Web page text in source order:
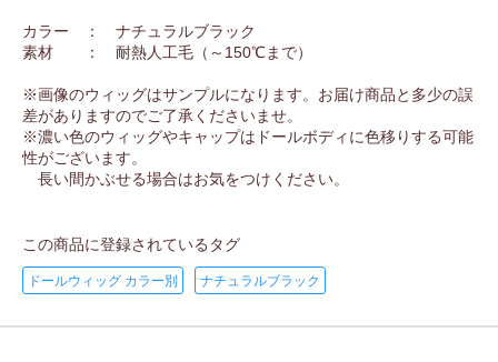
カラー ： ナチュラルブラック
素材 ： 耐熱人工毛（～150℃まで）
※画像のウィッグはサンプルになります。お届け商品と多少の誤
差がありますのでご了承くださいませ。
※濃い色のウィッグやキャップはドールボディに色移りする可能
性がございます。
長い間かぶせる場合はお気をつけください。
この商品に登録されているタグ
ドールウィッグ カラー別 ナチュラルブラック